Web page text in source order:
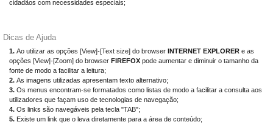
cidadãos com necessidades especiais;
Dicas de Ajuda
1. Ao utilizar as opções [View]-[Text size] do browser INTERNET EXPLORER e as
opções [View]-[Zoom] do browser FIREFOX pode aumentar e diminuir o tamanho da
fonte de modo a facilitar a leitura;
2. As imagens utilizadas apresentam texto alternativo;
3. Os menus encontram-se formatados como listas de modo a facilitar a consulta aos
utilizadores que façam uso de tecnologias de navegação;
4. Os links são navegáveis pela tecla "TAB";
5. Existe um link que o leva diretamente para a área de conteúdo;